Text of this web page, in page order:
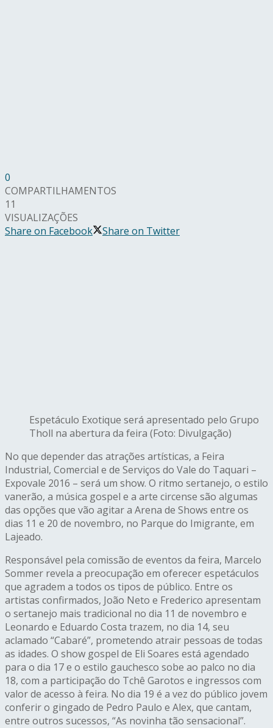
0
COMPARTILHAMENTOS
11
VISUALIZAÇÕES
Share on Facebook
Share on Twitter
Espetáculo Exotique será apresentado pelo Grupo
Tholl na abertura da feira (Foto: Divulgação)
No que depender das atrações artísticas, a Feira
Industrial, Comercial e de Serviços do Vale do Taquari –
Expovale 2016 – será um show. O ritmo sertanejo, o estilo
vanerão, a música gospel e a arte circense são algumas
das opções que vão agitar a Arena de Shows entre os
dias 11 e 20 de novembro, no Parque do Imigrante, em
Lajeado.
Responsável pela comissão de eventos da feira, Marcelo
Sommer revela a preocupação em oferecer espetáculos
que agradem a todos os tipos de público. Entre os
artistas confirmados, João Neto e Frederico apresentam
o sertanejo mais tradicional no dia 11 de novembro e
Leonardo e Eduardo Costa trazem, no dia 14, seu
aclamado “Cabaré”, prometendo atrair pessoas de todas
as idades. O show gospel de Eli Soares está agendado
para o dia 17 e o estilo gauchesco sobe ao palco no dia
18, com a participação do Tchê Garotos e ingressos com
valor de acesso à feira. No dia 19 é a vez do público jovem
conferir o gingado de Pedro Paulo e Alex, que cantam,
entre outros sucessos, “As novinha tão sensacional”.